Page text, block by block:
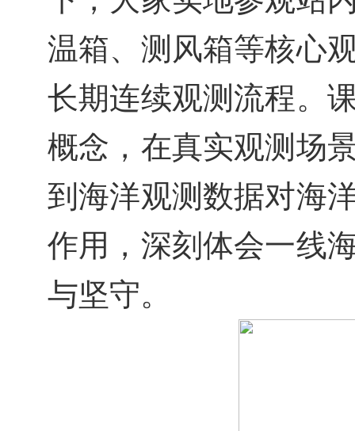
温箱、测风箱等核心
长期连续观测流程。
概念，在真实观测场
到海洋观测数据对海
作用，深刻体会一线
与坚守。